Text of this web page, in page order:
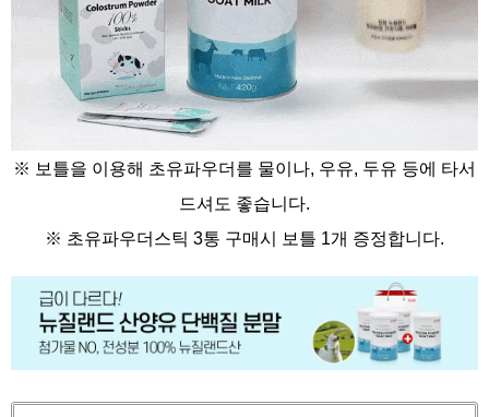
※ 보틀을 이용해 초유파우더를 물이나, 우유, 두유 등에 타서
드셔도 좋습니다.
※ 초유파우더스틱 3통 구매시 보틀 1개 증정합니다.